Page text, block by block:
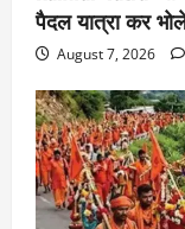
पैदल यात्रा कर
August 7, 2026